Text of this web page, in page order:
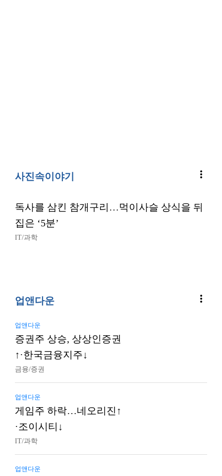
사진속이야기 more_vert
독사를 삼킨 참개구리…먹이사슬 상식을 뒤
집은 ‘5분’
IT/과학
업앤다운 more_vert
업앤다운
증권주 상승, 상상인증권
↑·한국금융지주↓
금융/증권
업앤다운
게임주 하락…네오리진↑
·조이시티↓
IT/과학
업앤다운